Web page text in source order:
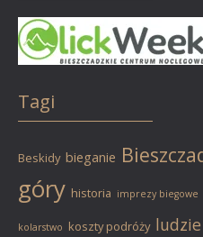
Tagi
Beskidy bieganie
góry historia imprezy biegowe
kolarstwo koszty podróży ludzie